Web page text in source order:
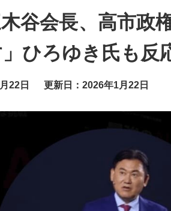
谷会長、高市政
ひろゆき氏も反
22日 更新日：2026年1月22日